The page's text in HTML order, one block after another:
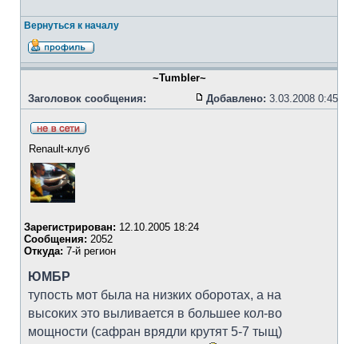
Вернуться к началу
~Tumbler~
Заголовок сообщения:
Добавлено: 3.03.2008 0:45
Renault-клуб
Зарегистрирован: 12.10.2005 18:24
Сообщения: 2052
Откуда: 7-й регион
ЮМБР
тупость мот была на низких оборотах, а на
высоких это выливается в большее кол-во
мощности (сафран врядли крутят 5-7 тыщ)